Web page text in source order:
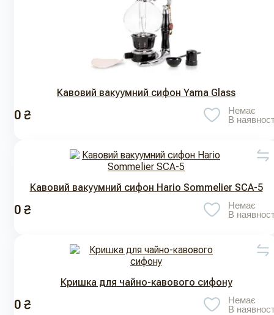
Кавовий вакуумний сифон Yama Glass
0 ₴
Немає
В
Кавовий вакуумний сифон Hario Sommelier SCA-5
0 ₴
Немає
В
Кришка для чайно-кавового сифону
0 ₴
Немає
В